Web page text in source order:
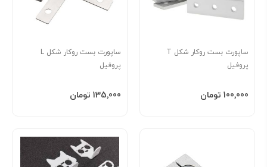
ساپورت بست روکار شکل T
پروفیل
‎100٬000 تومان
افزودن به سبد
ساپورت بست روکار شکل L
پروفیل
‎135٬000 تومان
افزودن به سبد